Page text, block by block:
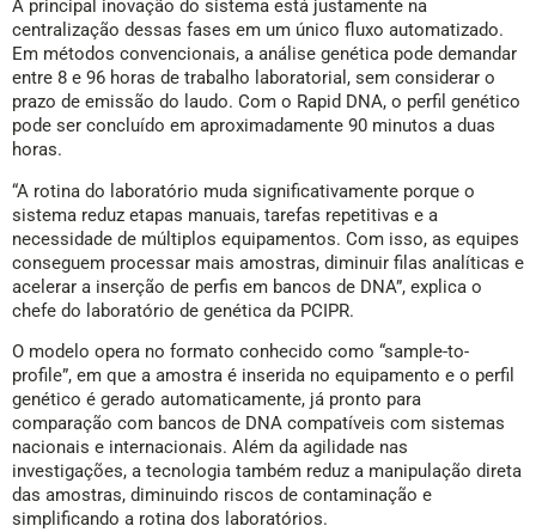
A principal inovação do sistema está justamente na
centralização dessas fases em um único fluxo automatizado.
Em métodos convencionais, a análise genética pode demandar
entre 8 e 96 horas de trabalho laboratorial, sem considerar o
prazo de emissão do laudo. Com o Rapid DNA, o perfil genético
pode ser concluído em aproximadamente 90 minutos a duas
horas.
“A rotina do laboratório muda significativamente porque o
sistema reduz etapas manuais, tarefas repetitivas e a
necessidade de múltiplos equipamentos. Com isso, as equipes
conseguem processar mais amostras, diminuir filas analíticas e
acelerar a inserção de perfis em bancos de DNA”, explica o
chefe do laboratório de genética da PCIPR.
O modelo opera no formato conhecido como “sample-to-
profile”, em que a amostra é inserida no equipamento e o perfil
genético é gerado automaticamente, já pronto para
comparação com bancos de DNA compatíveis com sistemas
nacionais e internacionais. Além da agilidade nas
investigações, a tecnologia também reduz a manipulação direta
das amostras, diminuindo riscos de contaminação e
simplificando a rotina dos laboratórios.